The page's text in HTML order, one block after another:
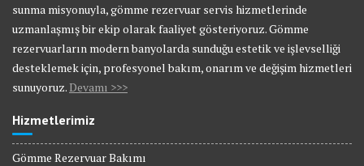
sunma misyonuyla, gömme rezervuar servis hizmetlerinde
uzmanlaşmış bir ekip olarak faaliyet gösteriyoruz. Gömme
rezervuarların modern banyolarda sunduğu estetik ve işlevselliği
desteklemek için, profesyonel bakım, onarım ve değişim hizmetleri
sunuyoruz. Devamı >>>
Hizmetlerimiz
Gömme Rezervuar Bakımı